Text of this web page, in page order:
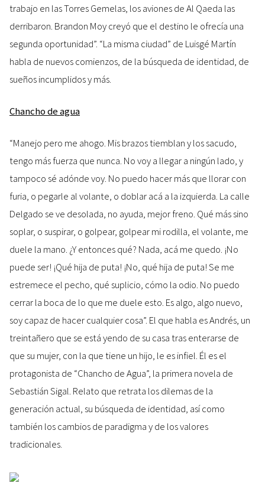
trabajo en las Torres Gemelas, los aviones de Al Qaeda las
derribaron. Brandon Moy creyó que el destino le ofrecía una
segunda oportunidad”. “La misma ciudad” de Luisgé Martín
habla de nuevos comienzos, de la búsqueda de identidad, de
sueños incumplidos y más.
Chancho de agua
“Manejo pero me ahogo. Mis brazos tiemblan y los sacudo,
tengo más fuerza que nunca. No voy a llegar a ningún lado, y
tampoco sé adónde voy. No puedo hacer más que llorar con
furia, o pegarle al volante, o doblar acá a la izquierda. La calle
Delgado se ve desolada, no ayuda, mejor freno. Qué más sino
soplar, o suspirar, o golpear, golpear mi rodilla, el volante, me
duele la mano. ¿Y entonces qué? Nada, acá me quedo. ¡No
puede ser! ¡Qué hija de puta! ¡No, qué hija de puta! Se me
estremece el pecho, qué suplicio, cómo la odio. No puedo
cerrar la boca de lo que me duele esto. Es algo, algo nuevo,
soy capaz de hacer cualquier cosa”. El que habla es Andrés, un
treintañero que se está yendo de su casa tras enterarse de
que su mujer, con la que tiene un hijo, le es infiel. Él es el
protagonista de “Chancho de Agua”, la primera novela de
Sebastián Sigal. Relato que retrata los dilemas de la
generación actual, su búsqueda de identidad, así como
también los cambios de paradigma y de los valores
tradicionales.